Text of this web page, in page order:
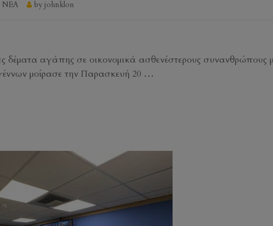
ΝΕΑ by johnklon
δέματα αγάπης σε οικονομικά ασθενέστερους συνανθρώπους
μοίρασε την Παρασκευή 20 …